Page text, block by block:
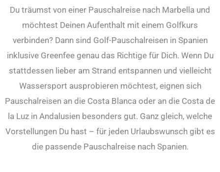
Du träumst von einer Pauschalreise nach Marbella und
möchtest Deinen Aufenthalt mit einem Golfkurs
verbinden? Dann sind Golf-Pauschalreisen in Spanien
inklusive Greenfee genau das Richtige für Dich. Wenn Du
stattdessen lieber am Strand entspannen und vielleicht
Wassersport ausprobieren möchtest, eignen sich
Pauschalreisen an die Costa Blanca oder an die Costa de
la Luz in Andalusien besonders gut. Ganz gleich, welche
Vorstellungen Du hast – für jeden Urlaubswunsch gibt es
die passende Pauschalreise nach Spanien.